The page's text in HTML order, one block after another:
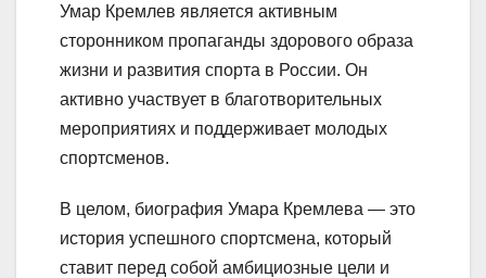
Умар Кремлев является активным
сторонником пропаганды здорового образа
жизни и развития спорта в России. Он
активно участвует в благотворительных
мероприятиях и поддерживает молодых
спортсменов.
В целом, биография Умара Кремлева — это
история успешного спортсмена, который
ставит перед собой амбициозные цели и